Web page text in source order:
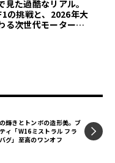
見た過酷なリアル。
の挑戦と、2026年大
る次世代モータース
LAB》
輝きとトンボの造形美。ブ
ィ「W16ミストラル フラ
グ」至高のワンオフ